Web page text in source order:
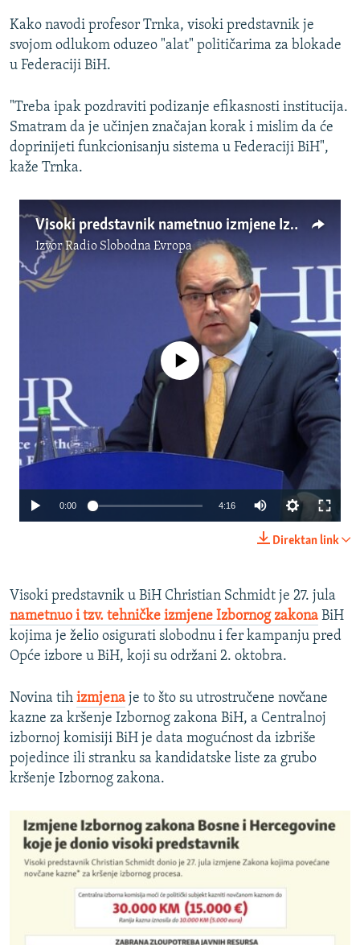
Kako navodi profesor Trnka, visoki predstavnik je
svojom odlukom oduzeo "alat" političarima za blokade
u Federaciji BiH.
"Treba ipak pozdraviti podizanje efikasnosti institucija.
Smatram da je učinjen značajan korak i mislim da će
doprinijeti funkcionisanju sistema u Federaciji BiH",
kaže Trnka.
Visoki predstavnik nametnuo izmjene Izbornog zakona BiH
IzvorRadio Slobodna Evropa
Auto 240p 360p 480p
No media source currently available
0:00 4:16
480p
720p
1080p
Direktan link
Visoki predstavnik u BiH Christian Schmidt je 27. jula
nametnuo i tzv. tehničke izmjene Izbornog zakona BiH
kojima je želio osigurati slobodnu i fer kampanju pred
Opće izbore u BiH, koji su održani 2. oktobra.
Novina tih izmjena je to što su utrostručene novčane
kazne za kršenje Izbornog zakona BiH, a Centralnoj
izbornoj komisiji BiH je data mogućnost da izbriše
pojedince ili stranku sa kandidatske liste za grubo
kršenje Izbornog zakona.